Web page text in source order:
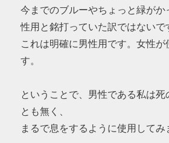
今までのブルーやちょっと緑が
性用と銘打っていた訳ではないで
これは明確に男性用です。女性が
す。
ということで、男性である私は死
とも無く、
まるで息をするように使用してみ